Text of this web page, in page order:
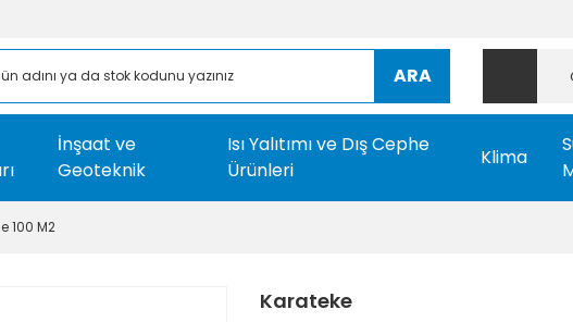
ARA
İnşaat ve
Geoteknik
Isı Yalıtımı ve Dış Cephe
Ürünleri
Klima
100 M2
Karateke